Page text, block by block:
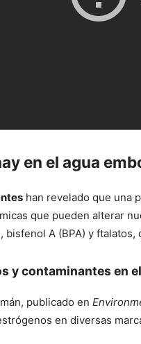
en el agua
han revelado que una
que pueden alterar
bisfenol A (BPA) y
y contaminantes en
publicado en
en diversas